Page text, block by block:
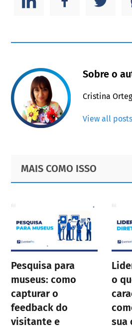
Sobre o
Cristina
View all
Primary
Sidebar
Footer
MAIS COMO ISSO
Pesquisa para
museus: como
capturar o
feedback do
visitante e
o
sua